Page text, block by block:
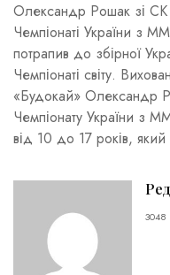
Олександр Рошак зі СК
Чемпіонаті України з
потрапив до збірної
Чемпіонаті світу.
«Будокай» Олександр
Чемпіонату України з
від 10 до 17 років,
3048